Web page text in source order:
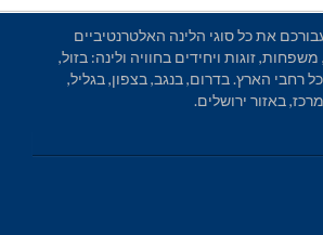
את כל סוגי הלינה האלטרנטיביים
זוגות ויחידים בחוויה ולינה: בזול,
רחבי הארץ. בדרום, בנגב, בצפון, בגליל,
באזור ירושלים.